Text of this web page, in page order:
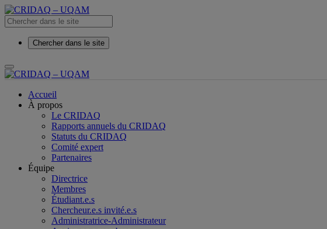
Chercher dans le site
Accueil
À propos
Le CRIDAQ
Rapports annuels du CRIDAQ
Statuts du CRIDAQ
Comité expert
Partenaires
Équipe
Directrice
Membres
Étudiant.e.s
Chercheur.e.s invité.e.s
Administratrice-Administrateur